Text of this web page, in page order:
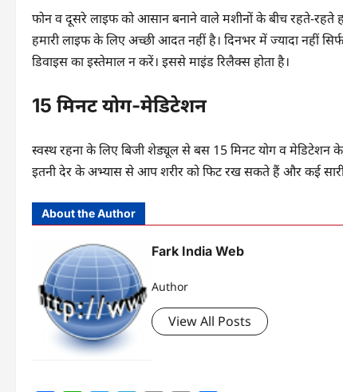
फोन व दूसरे लाइफ को आसान बनाने वाले मशीनों के बीच रहते-
हमारी लाइफ के लिए अच्छी आदत नहीं है। दिनभर में ज्यादा नहीं
डिवाइस का इस्तेमाल न करें। इससे माइंड रिलैक्स होता है।
15 मिनट योग-मेडिटेशन
स्वस्थ रहना के लिए बिजी शेड्यूल से बस 15 मिनट योग व
इतनी देर के अभ्यास से आप शरीर को फिट रख सकते हैं और कई
About the Author
Fark India Web
Author
View All Posts